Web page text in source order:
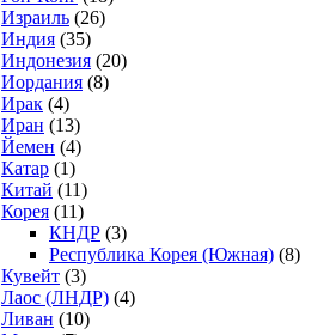
Израиль (26)
Индия (35)
Индонезия (20)
Иордания (8)
Ирак (4)
Иран (13)
Йемен (4)
Катар (1)
Китай (11)
Корея (11)
КНДР (3)
Республика Корея (Южная) (8)
Кувейт (3)
Лаос (ЛНДР) (4)
Ливан (10)